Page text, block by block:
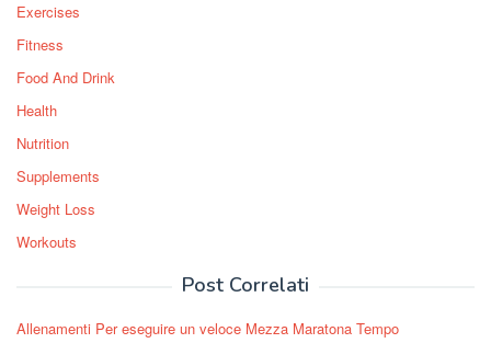
Exercises
Fitness
Food And Drink
Health
Nutrition
Supplements
Weight Loss
Workouts
Post Correlati
Allenamenti Per eseguire un veloce Mezza Maratona Tempo